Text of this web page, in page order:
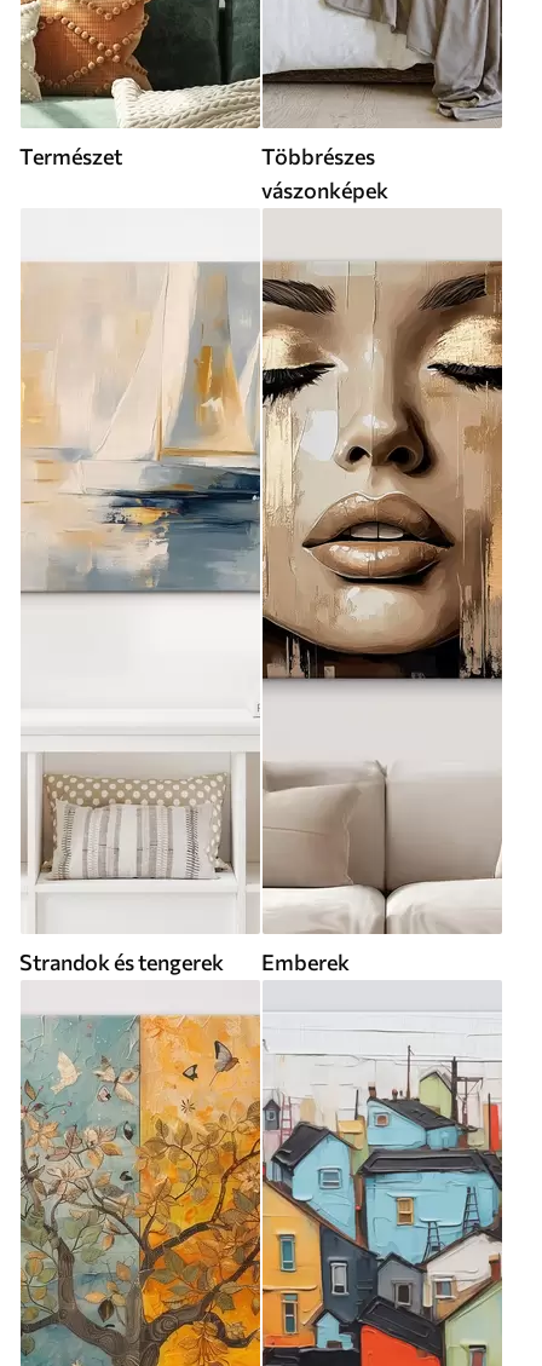
Természet
Többrészes
vászonképek
Strandok és tengerek Emberek